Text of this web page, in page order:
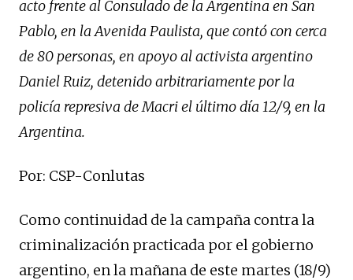
acto frente al Consulado de la Argentina en San
Pablo, en la Avenida Paulista, que contó con cerca
de 80 personas, en apoyo al activista argentino
Daniel Ruiz, detenido arbitrariamente por la
policía represiva de Macri el último día 12/9, en la
Argentina.
Por: CSP-Conlutas
Como continuidad de la campaña contra la
criminalización practicada por el gobierno
argentino, en la mañana de este martes (18/9)